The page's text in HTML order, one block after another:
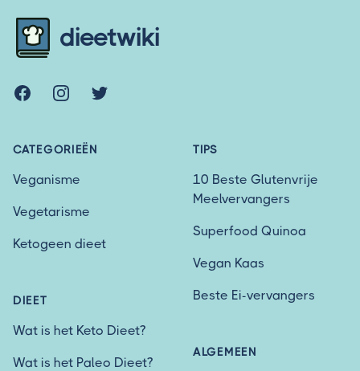
dieetwiki
FacebookInstagramTwitter
CATEGORIEËN
Veganisme
Vegetarisme
Ketogeen dieet
DIEET
Wat is het Keto Dieet?
Wat is het Paleo Dieet?
TIPS
10 Beste Glutenvrije
Meelvervangers
Superfood Quinoa
Vegan Kaas
Beste Ei-vervangers
ALGEMEEN